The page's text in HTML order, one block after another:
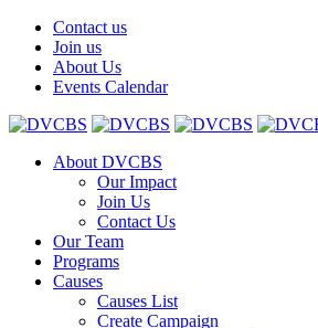
Contact us
Join us
About Us
Events Calendar
About DVCBS
Our Impact
Join Us
Contact Us
Our Team
Programs
Causes
Causes List
Create Campaign